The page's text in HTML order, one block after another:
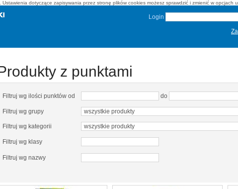
dotyczące zapisywania przez stronę plików cookies możesz sprawdzić i zmienić w opcjach
Login
z punktami
Filtruj wg ilości punktów od do
Filtruj wg grupy
Filtruj wg kategorii
Filtruj wg klasy
Filtruj wg nazwy